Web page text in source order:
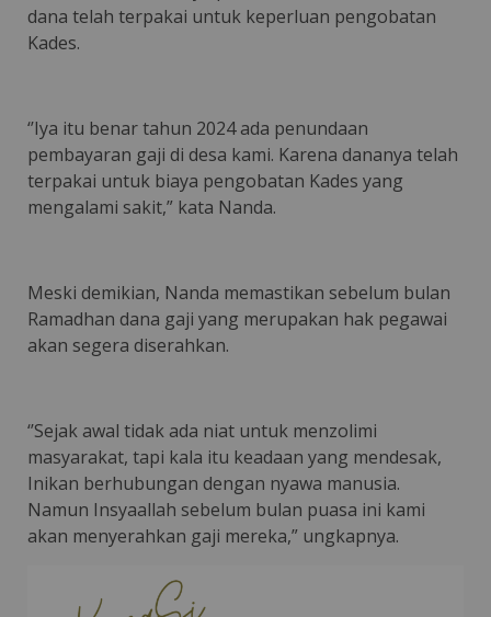
dana telah terpakai untuk keperluan pengobatan
Kades.
‘’Iya itu benar tahun 2024 ada penundaan
pembayaran gaji di desa kami. Karena dananya telah
terpakai untuk biaya pengobatan Kades yang
mengalami sakit,” kata Nanda.
Meski demikian, Nanda memastikan sebelum bulan
Ramadhan dana gaji yang merupakan hak pegawai
akan segera diserahkan.
‘’Sejak awal tidak ada niat untuk menzolimi
masyarakat, tapi kala itu keadaan yang mendesak,
Inikan berhubungan dengan nyawa manusia.
Namun Insyaallah sebelum bulan puasa ini kami
akan menyerahkan gaji mereka,” ungkapnya.